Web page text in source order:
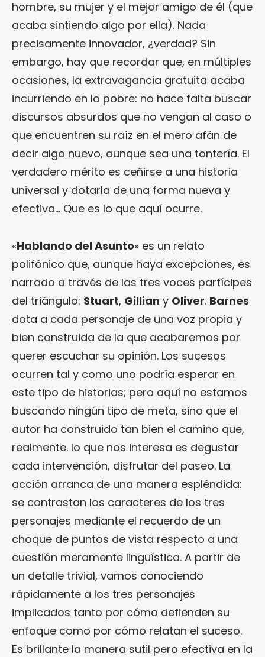
hombre, su mujer y el mejor amigo de él (que
acaba sintiendo algo por ella). Nada
precisamente innovador, ¿verdad? Sin
embargo, hay que recordar que, en múltiples
ocasiones, la extravagancia gratuita acaba
incurriendo en lo pobre: no hace falta buscar
discursos absurdos que no vengan al caso o
que encuentren su raíz en el mero afán de
decir algo nuevo, aunque sea una tontería. El
verdadero mérito es ceñirse a una historia
universal y dotarla de una forma nueva y
efectiva… Que es lo que aquí ocurre.
«Hablando del Asunto» es un relato
polifónico que, aunque haya excepciones, es
narrado a través de las tres voces partícipes
del triángulo: Stuart, Gillian y Oliver. Barnes
dota a cada personaje de una voz propia y
bien construida de la que acabaremos por
querer escuchar su opinión. Los sucesos
ocurren tal y como uno podría esperar en
este tipo de historias; pero aquí no estamos
buscando ningún tipo de meta, sino que el
autor ha construido tan bien el camino que,
realmente. lo que nos interesa es degustar
cada intervención, disfrutar del paseo. La
acción arranca de una manera espléndida:
se contrastan los caracteres de los tres
personajes mediante el recuerdo de un
choque de puntos de vista respecto a una
cuestión meramente lingüística. A partir de
un detalle trivial, vamos conociendo
rápidamente a los tres personajes
implicados tanto por cómo defienden su
enfoque como por cómo relatan el suceso.
Es brillante la manera sutil pero efectiva en la